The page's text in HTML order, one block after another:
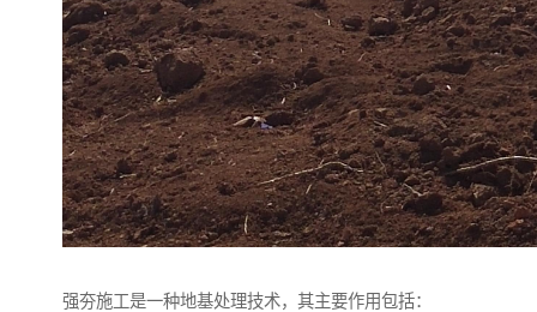
强夯施工是一种地基处理技术，其主要作用包括：